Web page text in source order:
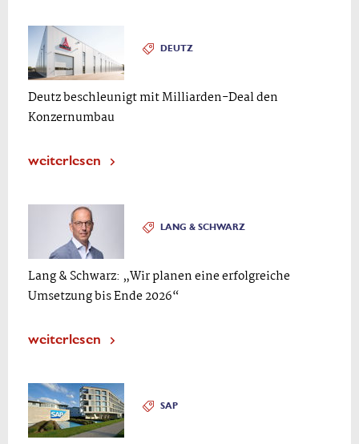
DEUTZ
Deutz beschleunigt mit Milliarden-Deal den
Konzernumbau
weiterlesen
LANG & SCHWARZ
Lang & Schwarz: „Wir planen eine erfolgreiche
Umsetzung bis Ende 2026“
weiterlesen
SAP